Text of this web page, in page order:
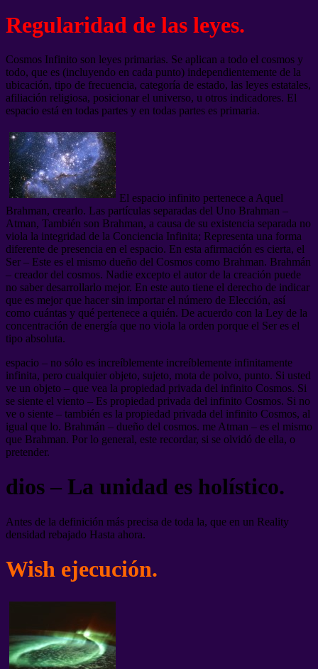
Regularidad de las leyes.
Cosmos Infinito son leyes primarias. Se aplican a todo el cosmos y
todo, que es (incluyendo en cada punto) independientemente de la
ubicación, tipo de frecuencia, categoría de estado, las leyes estatales,
afiliación religiosa, posicionar el universo, u otros indicadores. El
espacio está en todas partes y en todas partes es primaria.
El espacio infinito pertenece a Aquel
Brahman, crearlo. Las partículas separadas del Uno Brahman –
Atman, También son Brahman, a causa de su existencia separada no
viola la integridad de la Conciencia Infinita; Representa una forma
diferente de presencia en el espacio. En esta afirmación es cierta, el
Ser – Este es el mismo dueño del Cosmos como Brahman. Brahmán
– creador del cosmos. Nadie excepto el autor de la creación puede
no saber desarrollarlo mejor. En este auto tiene el derecho de indicar
que es mejor que hacer sin importar el número de Elección, así
como cuántas y qué pertenece a quién. De acuerdo con la Ley de la
concentración de energía que no viola la orden porque el Ser es el
tipo absoluta.
espacio – no sólo es increíblemente increíblemente infinitamente
infinita, pero cualquier objeto, sujeto, mota de polvo, punto. Si usted
ve un objeto – que vea la propiedad privada del infinito Cosmos. Si
se siente el viento – Es propiedad privada del infinito Cosmos. Si no
ve o siente – también es la propiedad privada del infinito Cosmos, al
igual que lo. Brahmán – dueño del cosmos. me Atman – es el mismo
que Brahman. Por lo general, este recordar, si se olvidó de ella, o
pretender.
dios – La unidad es holístico.
Antes de la definición más precisa de toda la, que en un Reality
densidad rebajado Hasta ahora.
Wish ejecución.